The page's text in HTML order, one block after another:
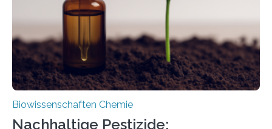
stellt gleichzeitig den ersten Fossilfund einer
Mückenlarve aus dem Mesozoikum dar, denn…
Biowissenschaften Chemie
Nachhaltige Pestizide: